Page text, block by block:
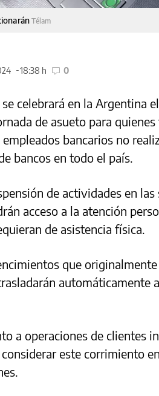
Télam
18:38 h 0
celebrará en la Argentina el
de asueto para
bancarios no
bancos en todo el país.
de actividades en
acceso a la atención
de asistencia física.
que
automáticamente
a operaciones de clientes
este corrimiento